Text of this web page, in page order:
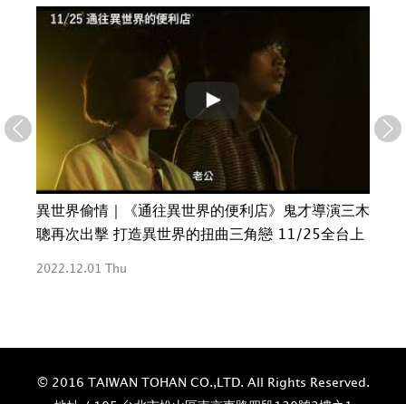
異世界偷情｜《通往異世界的便利店》鬼才導演三木
聰再次出擊 打造異世界的扭曲三角戀 11/25全台上
2022.12.01 Thu
© 2016 TAIWAN TOHAN CO.,LTD. All Rights Reserved.